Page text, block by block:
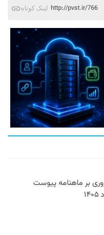
لینک کوتاه http://pvst.ir/766
بر ماهنامه پیوست